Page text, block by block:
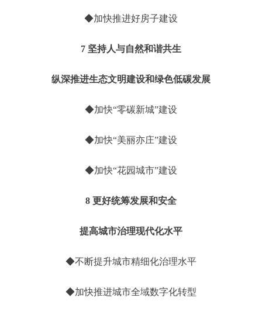
◆加快推进好房子建设
7 坚持人与自然和谐共生
纵深推进生态文明建设和绿色低碳发展
◆加快“零碳新城”建设
◆加快“美丽亦庄”建设
◆加快“花园城市”建设
8 更好统筹发展和安全
提高城市治理现代化水平
◆不断提升城市精细化治理水平
◆加快推进城市全域数字化转型